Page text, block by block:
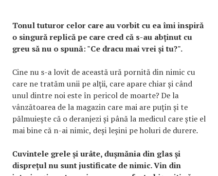
Tonul tuturor celor care au vorbit cu ea îmi inspiră
o singură replică pe care cred că s-au abținut cu
greu să nu o spună: "Ce dracu mai vrei și tu?".
Cine nu s-a lovit de această ură pornită din nimic cu
care ne tratăm unii pe alții, care apare chiar și când
unul dintre noi este în pericol de moarte? De la
vânzătoarea de la magazin care mai are puțin și te
pălmuiește că o deranjezi și până la medicul care știe el
mai bine că n-ai nimic, deși leșini pe holuri de durere.
Cuvintele grele și urâte, dușmănia din glas și
disprețul nu sunt justificate de nimic. Vin din